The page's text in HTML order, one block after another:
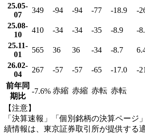
25.05-
07
349 -94 -94 -77 -18.9 -
25.08-
10
410 -34 -34 -35 -8.9 -
25.11-
01
565 36 36 -34 -8.7
26.02-
04
267 -57 -57 -65 -17.0 -
前年同
期比
-7.6% 赤縮 赤縮 赤転 赤転
【注意】
「決算速報」「個別銘柄の決算ページ
績情報は、東京証券取引所が提供する